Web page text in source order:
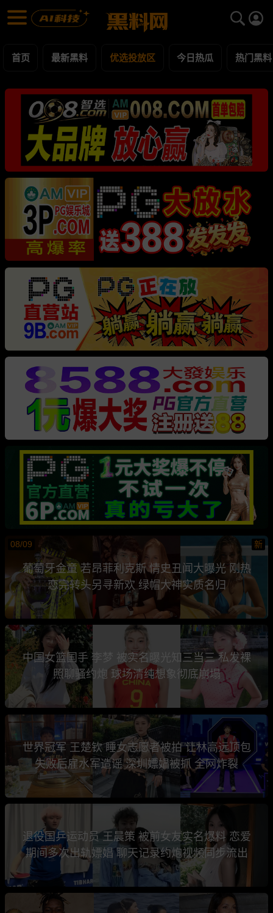
优选投放区 每日更新黑料吃瓜爆料
首页 最新黑料 优选投放区 今日热瓜 热门黑料
08/09 新
葡萄牙金童 若昂菲利克斯 情史丑闻大曝光 刚热
恋完转头另寻新欢 绿帽大神实质名归
中国女篮国手 李梦 被实名曝光知三当三 私发裸
照聊骚约炮 球场清纯想象彻底崩塌
世界冠军 王楚钦 睡女志愿者被拍 让林高远顶包
失败后雇水军造谣 深圳嫖娼被抓 全网炸裂
退役国乒运动员 王晨策 被前女友实名爆料 恋爱
期间多次出轨嫖娼 聊天记录约炮视频同步流出